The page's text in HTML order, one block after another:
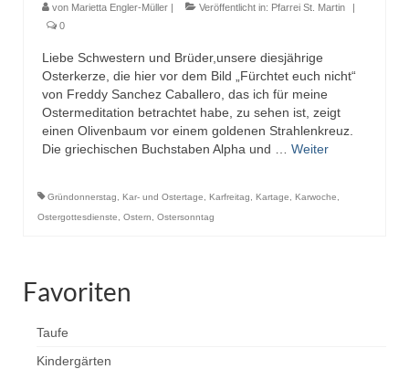
von Marietta Engler-Müller | Veröffentlicht in: Pfarrei St. Martin
|
0
Liebe Schwestern und Brüder,unsere diesjährige
Osterkerze, die hier vor dem Bild „Fürchtet euch nicht“
von Freddy Sanchez Caballero, das ich für meine
Ostermeditation betrachtet habe, zu sehen ist, zeigt
einen Olivenbaum vor einem goldenen Strahlenkreuz.
Die griechischen Buchstaben Alpha und … Weiter
Gründonnerstag Kar- und Ostertage Karfreitag Kartage Karwoche
Ostergottesdienste
Ostern Ostersonntag
Favoriten
Taufe
Kindergärten